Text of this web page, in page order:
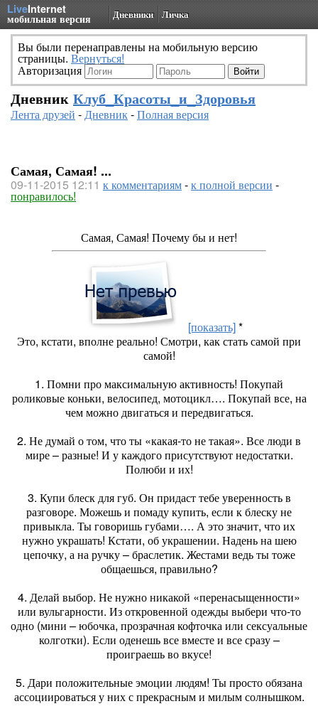
LiveInternet
мобильная версия Дневники Личка
Вы были перенаправлены на мобильную версию
страницы. Вернуться!
Авторизация
Дневник Клуб_Красоты_и_Здоровья
Лента друзей -Дневник-Полная версия
Самая, Самая! ...
09-11-2015 12:11 к комментариям-к полной версии -
понравилось!
Самая, Самая! Почему бы и нет!
[показать]*
Это, кстати, вполне реально! Смотри, как стать самой при
самой!
1. Помни про максимальную активность! Покупай
роликовые коньки, велосипед, мотоцикл…. Покупай все, на
чем можно двигаться и передвигаться.
2. Не думай о том, что ты «какая-то не такая». Все люди в
мире – разные! И у каждого присутствуют недостатки.
Полюби и их!
3. Купи блеск для губ. Он придаст тебе уверенность в
разговоре. Можешь и помаду купить, если к блеску не
привыкла. Ты говоришь губами…. А это значит, что их
нужно украшать! Кстати, об украшении. Надень на шею
цепочку, а на ручку – браслетик. Жестами ведь ты тоже
общаешься, правильно?
4. Делай выбор. Не нужно никакой «перенасыщенности»
или вульгарности. Из откровенной одежды выбери что-то
одно (мини – юбочка, прозрачная кофточка или сексуальные
колготки). Если оденешь все вместе и все сразу –
проиграешь во вкусе!
5. Дари положительные эмоции людям! Ты просто обязана
ассоциироваться у них с прекрасным и милым солнышком.